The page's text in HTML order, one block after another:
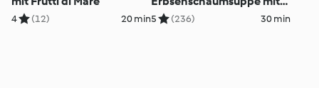
4 (12) 20 minLachswürfeln
5 (236) 30 min